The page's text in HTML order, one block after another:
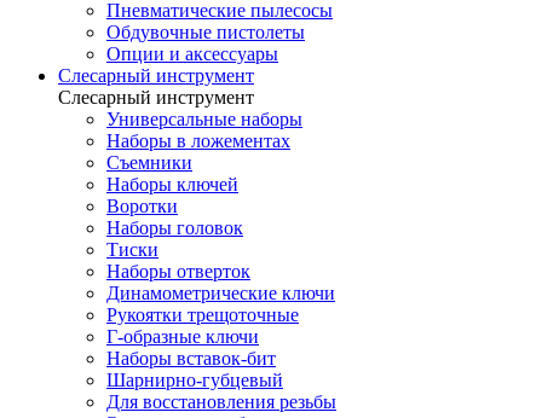
Пневматические пылесосы
Обдувочные пистолеты
Опции и аксессуары
Слесарный инструмент
Слесарный инструмент
Универсальные наборы
Наборы в ложементах
Съемники
Наборы ключей
Воротки
Наборы головок
Тиски
Наборы отверток
Динамометрические ключи
Рукоятки трещоточные
Г-образные ключи
Наборы вставок-бит
Шарнирно-губцевый
Для восстановления резьбы